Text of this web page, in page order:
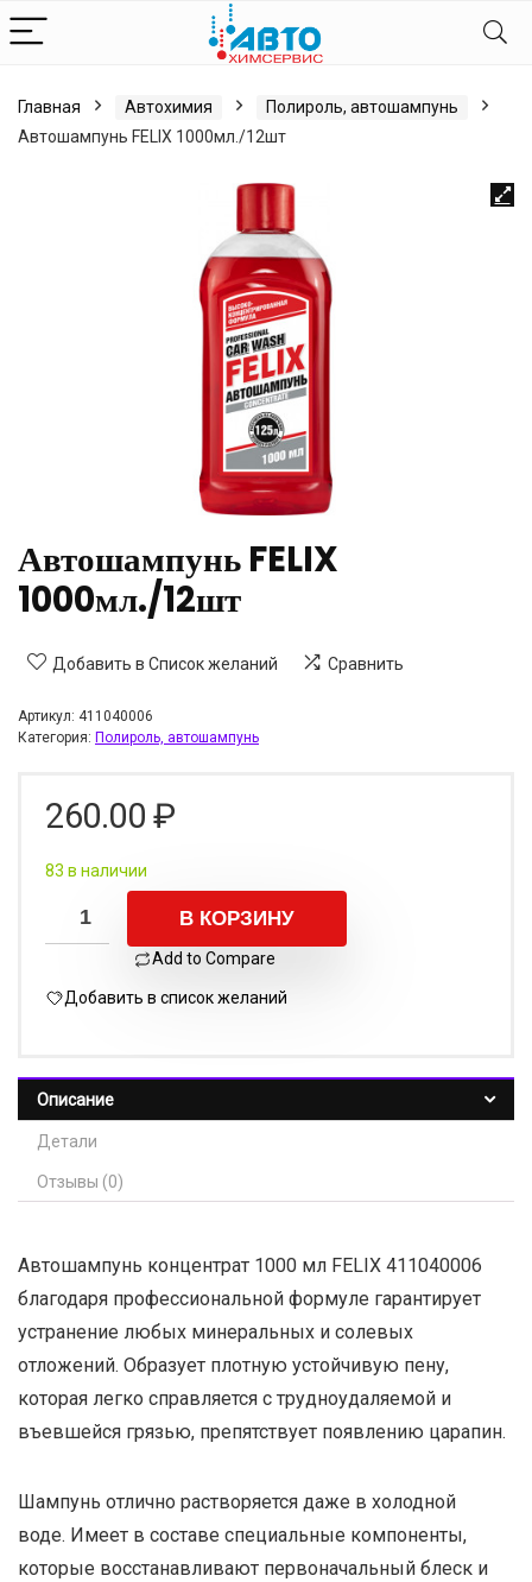
Главная Автохимия
Полироль, автошампунь
Автошампунь FELIX 1000мл./12шт
Автошампунь FELIX
1000мл./12шт
Добавить в Список желаний Сравнить
Артикул: 411040006
Категория: Полироль, автошампунь
260.00 ₽
83 в наличии
В КОРЗИНУ
Add to Compare
Добавить в список желаний
Описание
Детали
Отзывы (0)
Автошампунь концентрат 1000 мл FELIX 411040006
благодаря профессиональной формуле гарантирует
устранение любых минеральных и солевых
отложений. Образует плотную устойчивую пену,
которая легко справляется с трудноудаляемой и
въевшейся грязью, препятствует появлению царапин.
Шампунь отлично растворяется даже в холодной
воде. Имеет в составе специальные компоненты,
которые восстанавливают первоначальный блеск и